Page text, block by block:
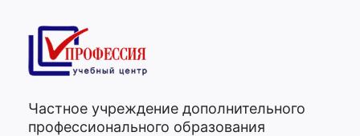
Частное учреждение дополнительного
профессионального образования